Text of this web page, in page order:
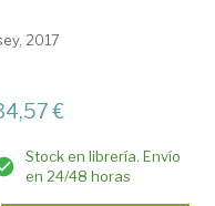
2017
€
Stock en librería. Envío
en 24/48 horas